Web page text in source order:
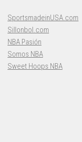
SportsmadeinUSA.com
Sillonbol.com
NBA Pasión
Somos NBA
Sweet Hoops NBA